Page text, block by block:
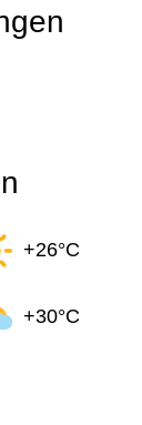
+26°C
+30°C